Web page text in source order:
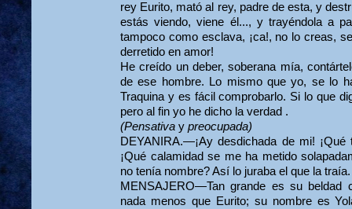
rey Eurito, mató al rey, padre de esta, y
estás viendo, viene él..., y trayéndola a
tampoco como esclava, ¡ca!, no lo creas,
derretido en amor!
He creído un deber, soberana mía,
de ese hombre. Lo mismo que yo, se lo
Traquina y es fácil comprobarlo. Si lo que
pero al fin yo he dicho la verdad .
(Pensativa y preocupada)
DEYANIRA.—¡Ay desdichada de mi!
¡Qué calamidad se me ha metido
no tenía nombre? Así lo juraba el que la traía.
MENSAJERO—Tan grande es su beldad
nada menos que Eurito; su nombre es